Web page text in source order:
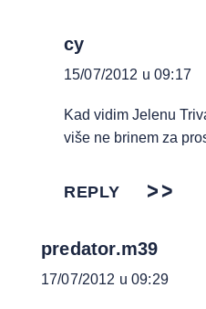
cy
15/07/2012 u 09:17
Kad vidim Jelenu
više ne brinem za
REPLY
predator.m39
17/07/2012 u 09:29